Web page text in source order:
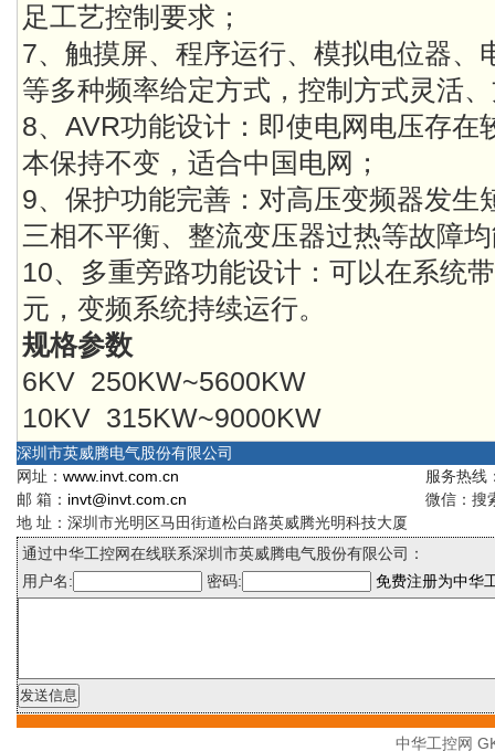
足工艺控制要求；
7、触摸屏、程序运行、模拟电位器、
等多种频率给定方式，控制方式灵活
8、AVR功能设计：即使电网电压存在
本保持不变，适合中国电网；
9、保护功能完善：对高压变频器发生
三相不平衡、整流变压器过热等故障
10、多重旁路功能设计：可以在系统
元，变频系统持续运行。
规格参数
6KV 250KW~5600KW
10KV 315KW~9000KW
深圳市英威腾电气股份有限公司
网址： www.invt.com.cn
服务热线
邮 箱： invt@invt.com.cn
微信：搜
地 址：深圳市光明区马田街道松白路英威腾光明科技大厦
通过中华工控网在线联系深圳市英威腾电气股份有限公司：
用户名:
密码: 免费注册为中华
中华工控网